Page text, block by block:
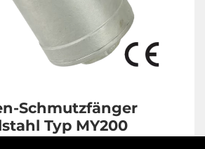
Schmutzfänger
Typ MY200